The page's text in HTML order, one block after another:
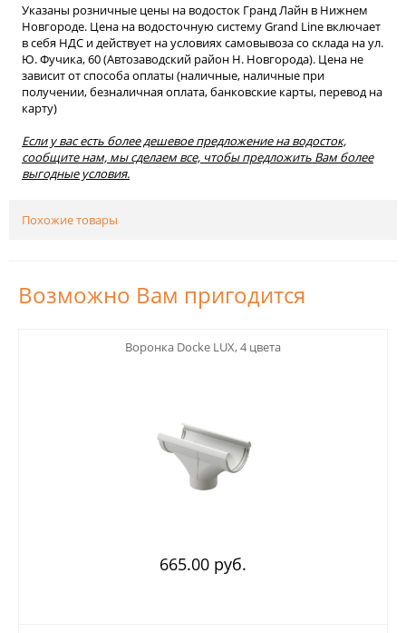
Указаны розничные цены на водосток Гранд Лайн в Нижнем
Новгороде. Цена на водосточную систему Grand Line включает
в себя НДС и действует на условиях самовывоза со склада на ул.
Ю. Фучика, 60 (Автозаводский район Н. Новгорода). Цена не
зависит от способа оплаты (наличные, наличные при
получении, безналичная оплата, банковские карты, перевод на
карту)
Если у вас есть более дешевое предложение на водосток,
сообщите нам, мы сделаем все, чтобы предложить Вам более
выгодные условия.
Похожие товары
Возможно Вам пригодится
Воронка Docke LUX, 4 цвета
665.00 руб.